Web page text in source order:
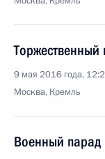
9 мая 2016 года,
Москва, Кремль
Военный